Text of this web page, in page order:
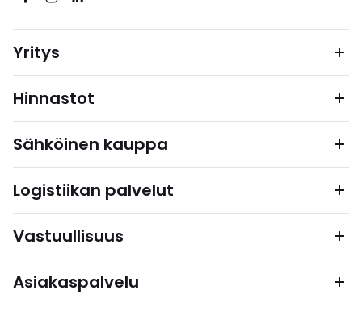
Yritys
Hinnastot
Sähköinen kauppa
Logistiikan palvelut
Vastuullisuus
Asiakaspalvelu